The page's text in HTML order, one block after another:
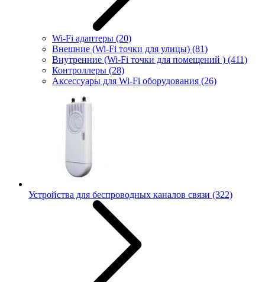
Wi-Fi адаптеры (20)
Внешние (Wi-Fi точки для улицы) (81)
Внутренние (Wi-Fi точки для помещений ) (411)
Контроллеры (28)
Аксессуары для Wi-Fi оборудования (26)
Устройства для беспроводных каналов связи (322)